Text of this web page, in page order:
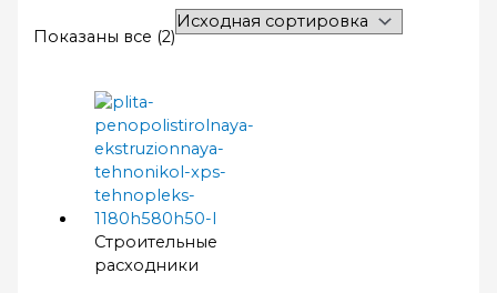
Показаны все (2)
Строительные
расходники